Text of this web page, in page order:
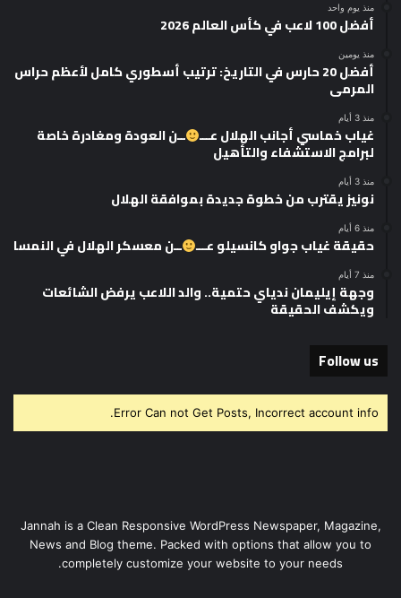
منذ يوم واحد
أفضل 100 لاعب في كأس العالم 2026
منذ يومين
أفضل 20 حارس في التاريخ: ترتيب أسطوري كامل لأعظم حراس
المرمى
منذ 3 أيام
غياب خماسي أجانب الهلال عـــ ــن العودة ومغادرة خاصة
لبرامج الاستشفاء والتأهيل
منذ 3 أيام
نونيز يقترب من خطوة جديدة بموافقة الهلال
منذ 6 أيام
حقيقة غياب جواو كانسيلو عـــ ــن معسكر الهلال في النمسا
منذ 7 أيام
وجهة إيليمان ندياي حتمية.. والد اللاعب يرفض الشائعات
ويكشف الحقيقة
Follow us
Error Can not Get Posts, Incorrect account info.
Jannah is a Clean Responsive WordPress Newspaper, Magazine,
News and Blog theme. Packed with options that allow you to
completely customize your website to your needs.